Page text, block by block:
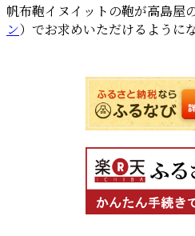
帆布鞄イヌイットの鞄が高島屋
ン）でお求めいただけるように